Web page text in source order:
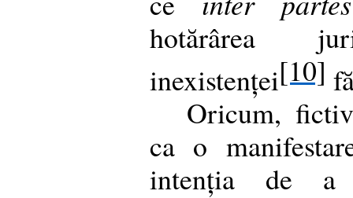
hotărârea
inexistenței[10]
Oricum,
ca o
intenția de a